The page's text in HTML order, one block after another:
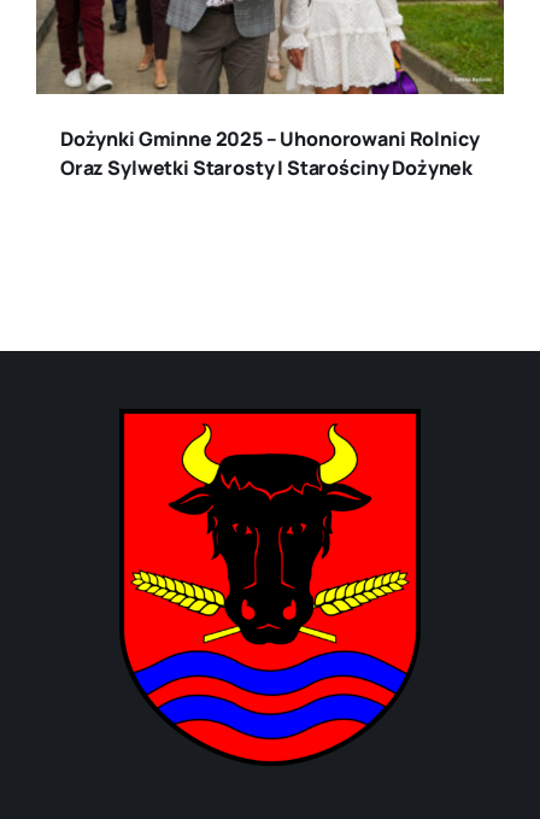
Dożynki Gminne 2025 – Uhonorowani Rolnicy
Oraz Sylwetki Starosty I Starościny Dożynek